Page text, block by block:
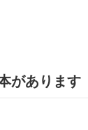
があります